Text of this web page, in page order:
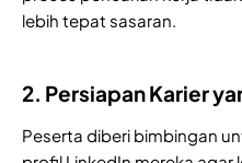
lebih tepat sasaran.
2. Persiapan Karier
Peserta diberi bimbingan